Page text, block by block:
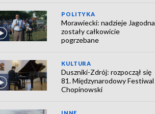
POLITYKA
Morawiecki: nadzieje Jagodna
zostały całkowicie
pogrzebane
KULTURA
Duszniki-Zdrój: rozpoczął się
81. Międzynarodowy Festiwal
Chopinowski